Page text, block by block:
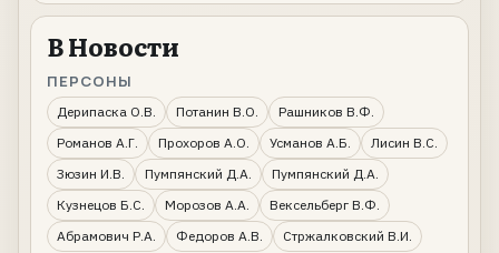
В Новости
ПЕРСОНЫ
Дерипаска О.В. Потанин В.О.
Рашников В.Ф.
Романов А.Г.
Прохоров А.О. Усманов А.Б.
Лисин В.С.
Зюзин И.В.
Пумпянский Д.А.
Пумпянский Д.А.
Кузнецов Б.С.
Морозов А.А.
Вексельберг В.Ф.
Абрамович Р.А.
Федоров А.В. Стржалковский В.И.